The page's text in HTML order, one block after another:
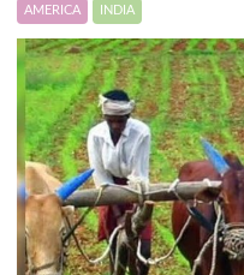
AMERICA INDIA